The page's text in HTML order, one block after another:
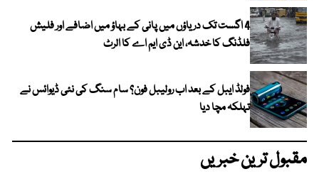
4 اگست تک دریاؤں میں پانی کے بہاؤ میں اضافے اور فلیش
فلڈنگ کا خدشہ، این ڈی ایم اے کا الرٹ
فولڈ ایبل کے بعد اب رولیبل فون؟ سام سنگ کی نئی ڈیوائس نے
تہلکہ مچا دیا
مقبول ترین خبریں